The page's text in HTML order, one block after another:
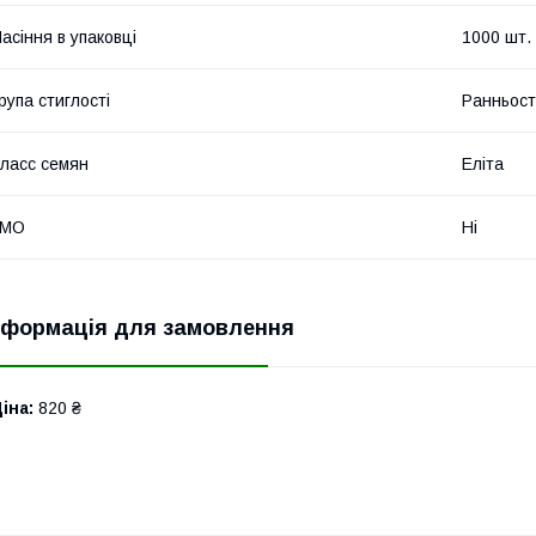
в упаковці 1000 шт.
стиглості
семян Еліта
Ні
для замовлення
820 ₴